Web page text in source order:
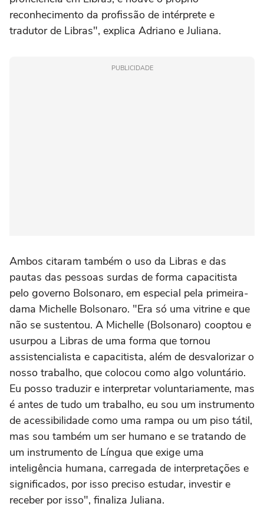
reconhecimento da profissão de intérprete e
tradutor de Libras", explica Adriano e Juliana.
PUBLICIDADE
Ambos citaram também o uso da Libras e das
pautas das pessoas surdas de forma capacitista
pelo governo Bolsonaro, em especial pela primeira-
dama Michelle Bolsonaro. "Era só uma vitrine e que
não se sustentou. A Michelle (Bolsonaro) cooptou e
usurpou a Libras de uma forma que tornou
assistencialista e capacitista, além de desvalorizar o
nosso trabalho, que colocou como algo voluntário.
Eu posso traduzir e interpretar voluntariamente, mas
é antes de tudo um trabalho, eu sou um instrumento
de acessibilidade como uma rampa ou um piso tátil,
mas sou também um ser humano e se tratando de
um instrumento de Língua que exige uma
inteligência humana, carregada de interpretações e
significados, por isso preciso estudar, investir e
receber por isso", finaliza Juliana.